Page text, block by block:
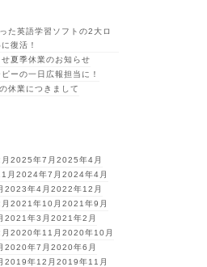
た英語学習ソフトの2大ロ
復活！
夏季休業のお知らせ
ーの一日広報担当に！
休業につきまして
2025年7月 2025年4月
月 2024年7月 2024年4月
2023年4月 2022年12月
2021年10月 2021年9月
2021年3月 2021年2月
2020年11月 2020年10月
2020年7月 2020年6月
2019年12月 2019年11月